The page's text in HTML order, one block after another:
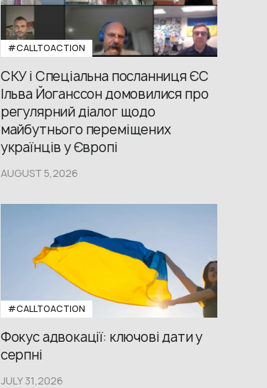
#CALLTOACTION
СКУ і Спеціальна посланниця ЄС
Ільва Йоганссон домовилися про
регулярний діалог щодо
майбутнього переміщених
українців у Європі
AUGUST 5,2026
#CALLTOACTION
Фокус адвокації: ключові дати у
серпні
JULY 31,2026